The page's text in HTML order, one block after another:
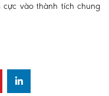
cực vào thành tích chung